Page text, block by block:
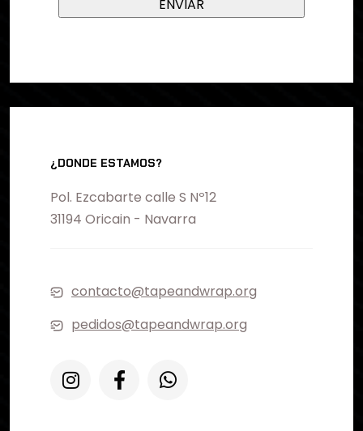
¿DONDE ESTAMOS?
Pol. Ezcabarte calle S Nº12
31194 Oricain - Navarra
contacto@tapeandwrap.org
pedidos@tapeandwrap.org